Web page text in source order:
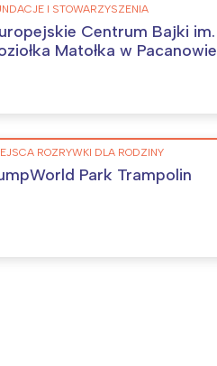
I STOWARZYSZENIA
Centrum Bajki im.
Matołka w Pacanowie
ROZRYWKI DLA RODZINY
Park Trampolin